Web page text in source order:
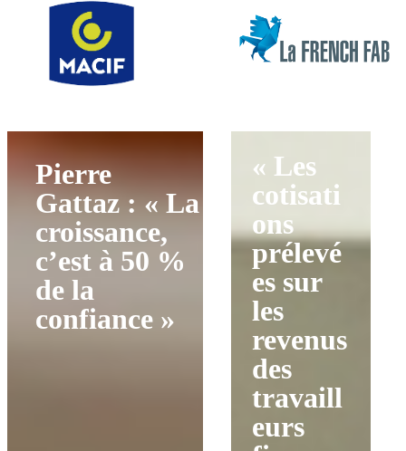
Pierre
Gattaz : « La
croissance,
c’est à 50 %
de la
confiance »
« Les
cotisati
ons
prélevé
es sur
les
revenus
des
travaill
eurs